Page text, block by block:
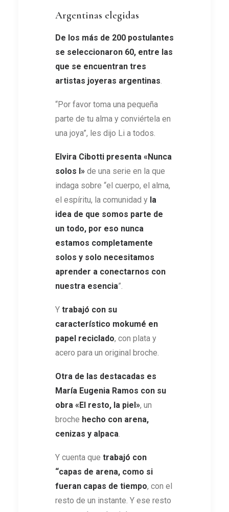
Argentinas elegidas
De los más de 200 postulantes
se seleccionaron 60, entre las
que se encuentran tres
artistas joyeras argentinas.
“Por favor toma una pequeña
parte de tu alma y conviértela en
una joya”, les dijo Li a todos.
Elvira Cibotti presenta «Nunca
solos I» de una serie en la que
indaga sobre “el cuerpo, el alma,
el espíritu, la comunidad y la
idea de que somos parte de
un todo, por eso nunca
estamos completamente
solos y solo necesitamos
aprender a conectarnos con
nuestra esencia”.
Y trabajó con su
característico mokumé en
papel reciclado, con plata y
acero para un original broche.
Otra de las destacadas es
María Eugenia Ramos con su
obra «El resto, la piel», un
broche hecho con arena,
cenizas y alpaca.
Y cuenta que trabajó con
“capas de arena, como si
fueran capas de tiempo, con el
resto de un instante. Y ese resto